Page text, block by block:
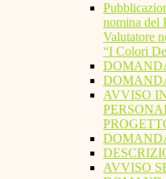
nomina del
Valutatore
“I Colori
AVVISO
AVVISO